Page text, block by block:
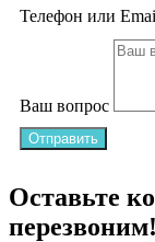
Телефон или
Ваш вопрос
Отправить
Оставьте
перезвоним!